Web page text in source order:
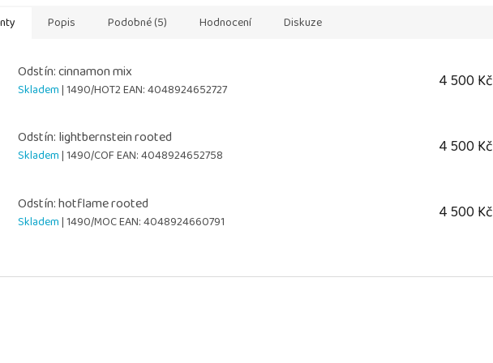
Popis Podobné (5) Hodnocení Diskuze
Odstín: cinnamon mix
Skladem| 1490/HOT2EAN:4048924652727 4 500 Kč
Odstín: lightbernstein rooted
Skladem| 1490/COFEAN:4048924652758 4 500 Kč
Odstín: hotflame rooted
Skladem| 1490/MOCEAN:4048924660791 4 500 Kč